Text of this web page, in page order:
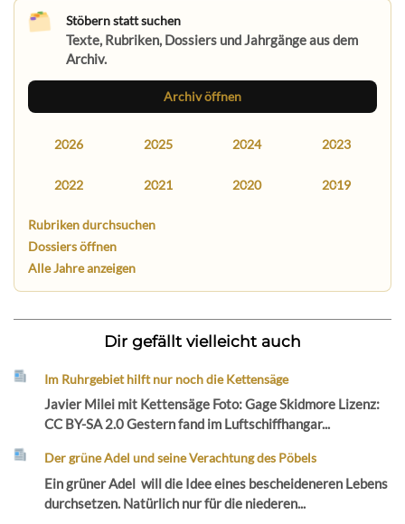
Stöbern statt suchen
Texte, Rubriken, Dossiers und Jahrgänge aus dem
Archiv.
Archiv öffnen
2026 2025 2024 2023
2022 2021 2020 2019
Rubriken durchsuchen
Dossiers öffnen
Alle Jahre anzeigen
Dir gefällt vielleicht auch
Im Ruhrgebiet hilft nur noch die Kettensäge
Javier Milei mit Kettensäge Foto: Gage Skidmore Lizenz:
CC BY-SA 2.0 Gestern fand im Luftschiffhangar...
Der grüne Adel und seine Verachtung des Pöbels
Ein grüner Adel will die Idee eines bescheideneren Lebens
durchsetzen. Natürlich nur für die niederen...